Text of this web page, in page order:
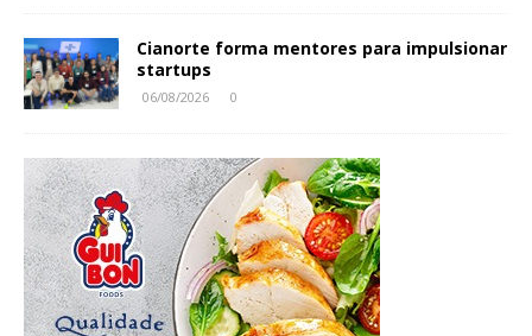
Cianorte forma mentores para impulsionar
startups
06/08/2026 0